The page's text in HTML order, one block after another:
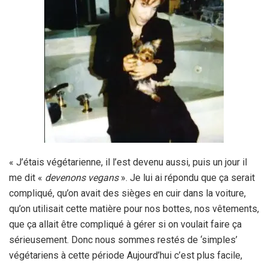
« J’étais végétarienne, il l’est devenu aussi, puis un jour il
me dit « devenons vegans». Je lui ai répondu que ça serait
compliqué, qu’on avait des sièges en cuir dans la voiture,
qu’on utilisait cette matière pour nos bottes, nos vêtements,
que ça allait être compliqué à gérer si on voulait faire ça
sérieusement. Donc nous sommes restés de ‘simples’
végétariens à cette période Aujourd’hui c’est plus facile,